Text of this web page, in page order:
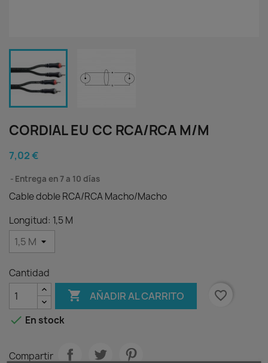
CORDIAL EU CC RCA/RCA M/M
7,02 €
Entrega en 7 a 10 días
Cable doble RCA/RCA Macho/Macho
Longitud: 1,5 M
Cantidad
 AÑADIR AL CARRITO
favorite_border
 En stock
Compartir